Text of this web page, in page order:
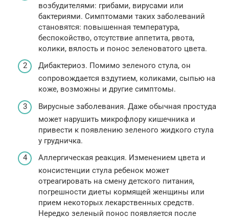
возбудителями: грибами, вирусами или
бактериями. Симптомами таких заболеваний
становятся: повышенная температура,
беспокойство, отсутствие аппетита, рвота,
колики, вялость и понос зеленоватого цвета.
Дибактериоз. Помимо зеленого стула, он
сопровождается вздутием, коликами, сыпью на
коже, возможны и другие симптомы.
Вирусные заболевания. Даже обычная простуда
может нарушить микрофлору кишечника и
привести к появлению зеленого жидкого стула
у грудничка.
Аллергическая реакция. Изменением цвета и
консистенции стула ребенок может
отреагировать на смену детского питания,
погрешности диеты кормящей женщины или
прием некоторых лекарственных средств.
Нередко зеленый понос появляется после